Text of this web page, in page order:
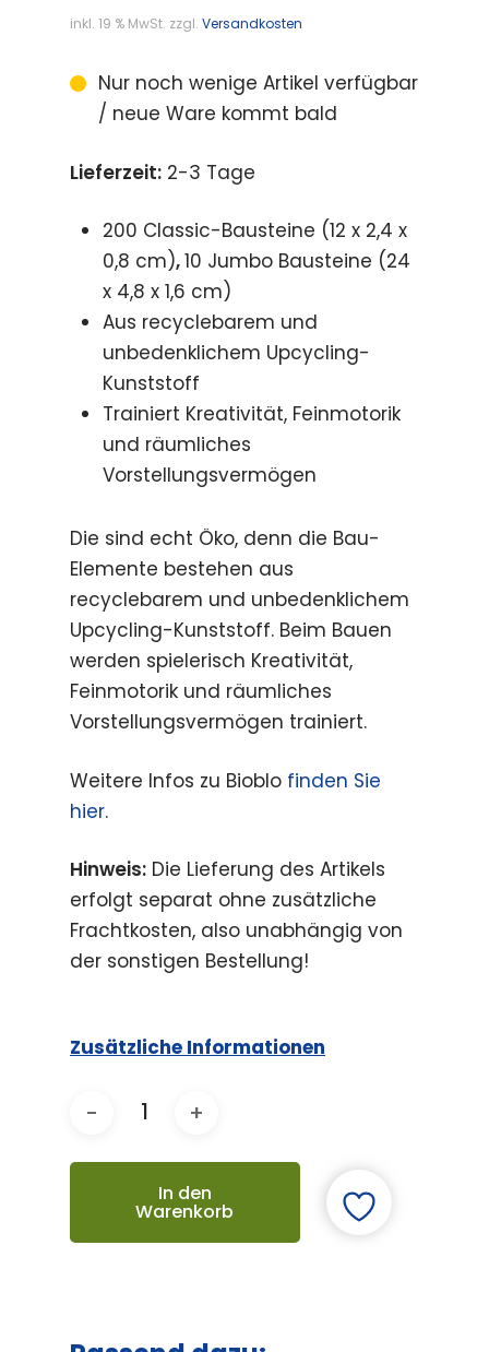
inkl. 19 % MwSt. zzgl. Versandkosten
Nur noch wenige Artikel verfügbar
/ neue Ware kommt bald
Lieferzeit: 2-3 Tage
200 Classic-Bausteine (12 x 2,4 x
0,8 cm),10 Jumbo Bausteine (24
x 4,8 x 1,6 cm)
Aus recyclebarem und
unbedenklichem Upcycling-
Kunststoff
Trainiert Kreativität, Feinmotorik
und räumliches
Vorstellungsvermögen
Die sind echt Öko, denn die Bau-
Elemente bestehen aus
recyclebarem und unbedenklichem
Upcycling-Kunststoff. Beim Bauen
werden spielerisch Kreativität,
Feinmotorik und räumliches
Vorstellungsvermögen trainiert.
Weitere Infos zu Bioblo finden Sie
hier.
Hinweis: Die Lieferung des Artikels
erfolgt separat ohne zusätzliche
Frachtkosten, also unabhängig von
der sonstigen Bestellung!
Zusätzliche Informationen
In den
Warenkorb